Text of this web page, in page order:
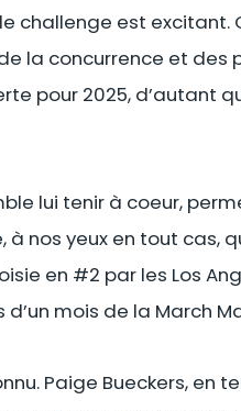
challenge est excitant.
la concurrence et des
pour 2025, d’autant
lui tenir à coeur,
nos yeux en tout cas,
en #2 par les Los
mois de la March
Paige Bueckers, en